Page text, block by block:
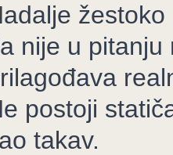
nije u pitanju
postoji
takav.